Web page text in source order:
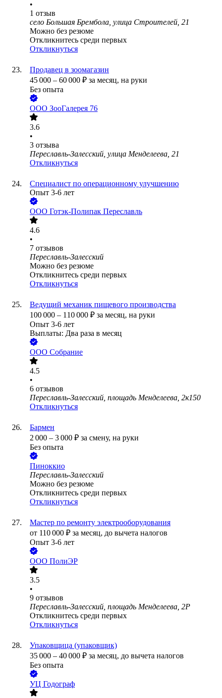
•
1 отзыв
село Большая Брембола, улица Строителей, 21
Можно без резюме
Откликнитесь среди первых
Откликнуться
Продавец в зоомагазин
45 000 – 60 000 ₽ за месяц, на руки
Без опыта
ООО ЗооГалерея 76
3.6
•
3 отзыва
Переславль-Залесский, улица Менделеева, 21
Откликнуться
Специалист по операционному улучшению
Опыт 3-6 лет
ООО Готэк-Полипак Переславль
4.6
•
7 отзывов
Переславль-Залесский
Можно без резюме
Откликнитесь среди первых
Откликнуться
Ведущий механик пищевого производства
100 000 – 110 000 ₽ за месяц, на руки
Опыт 3-6 лет
Выплаты: Два раза в месяц
ООО Собрание
4.5
•
6 отзывов
Переславль-Залесский, площадь Менделеева, 2к150
Откликнуться
Бармен
2 000 – 3 000 ₽ за смену, на руки
Без опыта
Пиноккио
Переславль-Залесский
Можно без резюме
Откликнитесь среди первых
Откликнуться
Мастер по ремонту электрооборудования
от 110 000 ₽ за месяц, до вычета налогов
Опыт 3-6 лет
ООО ПолиЭР
3.5
•
9 отзывов
Переславль-Залесский, площадь Менделеева, 2Р
Откликнитесь среди первых
Откликнуться
Упаковщица (упаковщик)
35 000 – 40 000 ₽ за месяц, до вычета налогов
Без опыта
УЦ Годограф